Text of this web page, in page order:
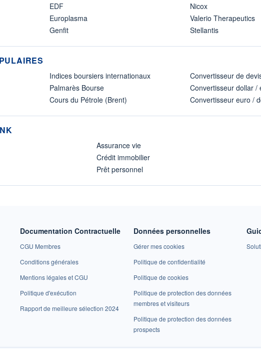
EDF
Europlasma
Genfit
Nicox
Valerio Therapeutics
Stellantis
Indices boursiers internationaux
Palmarès Bourse
Cours du Pétrole (Brent)
Convertisseur de
Convertisseur dollar /
Convertisseur euro /
Assurance vie
Crédit immobilier
Prêt personnel
Documentation Contractuelle
CGU Membres
Conditions générales
Mentions légales et CGU
Politique d'exécution
Rapport de meilleure sélection 2024
Données personnelles
Gérer mes cookies
Politique de confidentialité
Politique de cookies
Politique de protection des données
membres et visiteurs
Politique de protection des données
prospects